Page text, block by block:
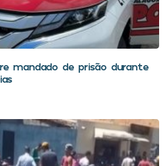
mandado de prisão durante